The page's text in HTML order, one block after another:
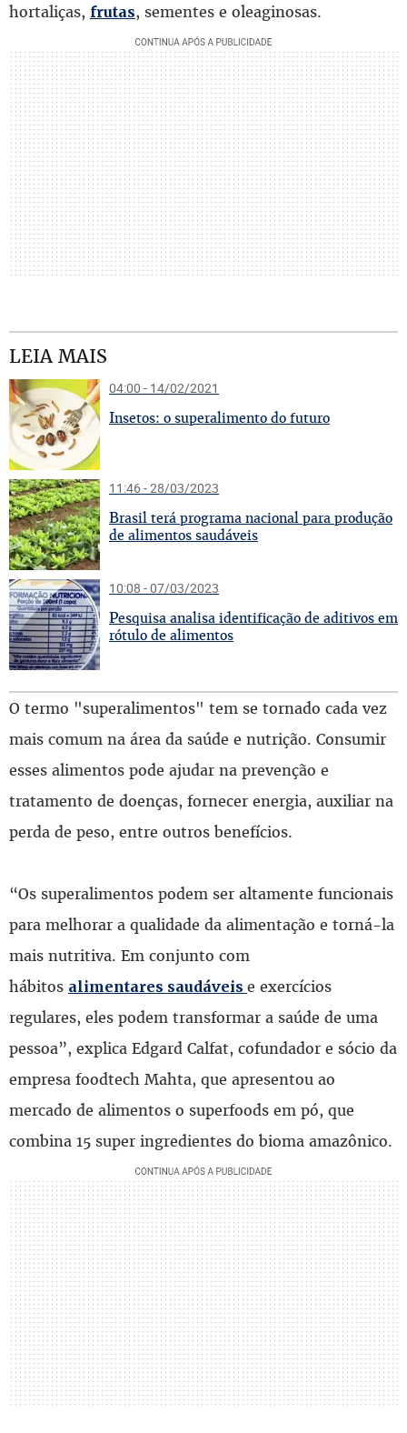
hortaliças, frutas, sementes e oleaginosas.
LEIA MAIS
04:00 - 14/02/2021
Insetos: o superalimento do futuro
11:46 - 28/03/2023
Brasil terá programa nacional para produção
de alimentos saudáveis
10:08 - 07/03/2023
Pesquisa analisa identificação de aditivos em
rótulo de alimentos
O termo "superalimentos" tem se tornado cada vez
mais comum na área da saúde e nutrição. Consumir
esses alimentos pode ajudar na prevenção e
tratamento de doenças, fornecer energia, auxiliar na
perda de peso, entre outros benefícios.
“Os superalimentos podem ser altamente funcionais
para melhorar a qualidade da alimentação e torná-la
mais nutritiva. Em conjunto com
hábitos alimentares saudáveis e exercícios
regulares, eles podem transformar a saúde de uma
pessoa”, explica Edgard Calfat, cofundador e sócio da
empresa foodtech Mahta, que apresentou ao
mercado de alimentos o superfoods em pó, que
combina 15 super ingredientes do bioma amazônico.